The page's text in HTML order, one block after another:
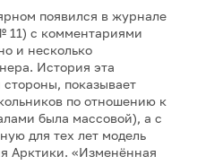
появился в журнале
11) с комментариями
и несколько
История эта
показывает
по отношению к
была массовой), а с
для тех лет модель
Арктики. «Изменённая